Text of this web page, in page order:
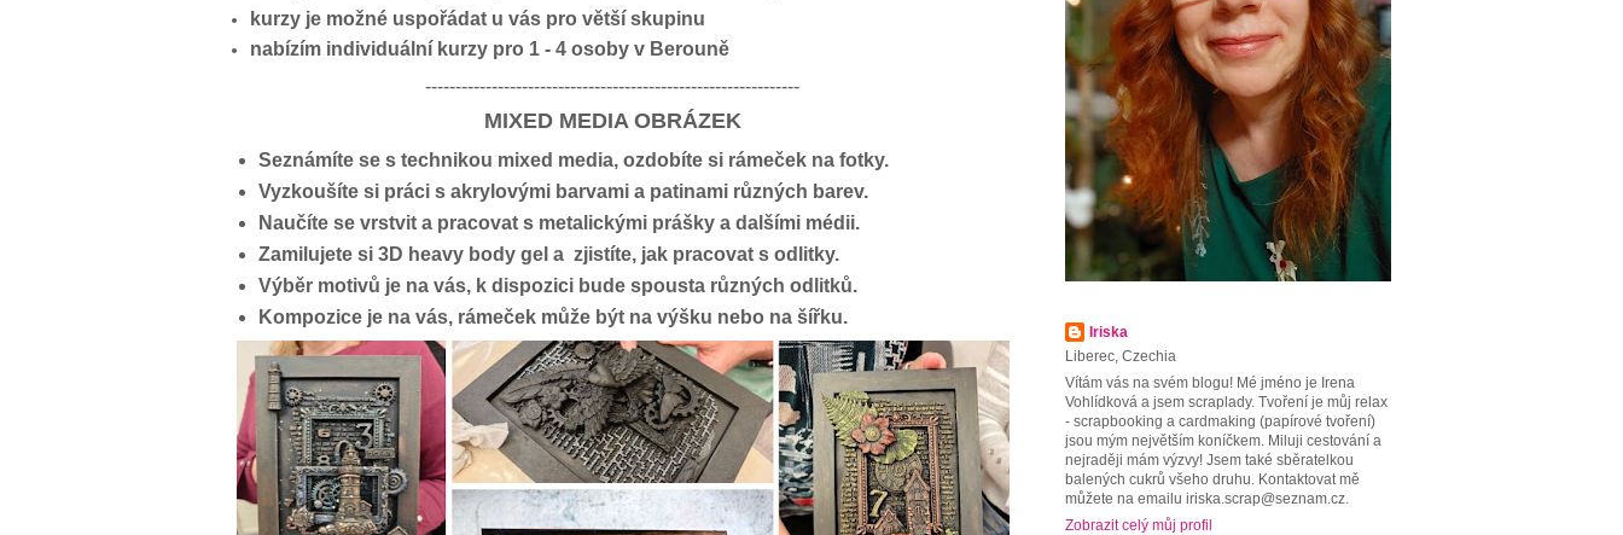
kurzy je možné uspořádat u vás pro větší skupinu
nabízím individuální kurzy pro 1 - 4 osoby v Berouně
--------------------------------------------------------------
MIXED MEDIA OBRÁZEK
Seznámíte se s technikou mixed media, ozdobíte si rámeček na fotky.
Vyzkoušíte si práci s akrylovými barvami a patinami různých barev.
Naučíte se vrstvit a pracovat s metalickými prášky a dalšími médii.
Zamilujete si 3D heavy body gel a zjistíte, jak pracovat s odlitky.
Výběr motivů je na vás, k dispozici bude spousta různých odlitků.
Kompozice je na vás, rámeček může být na výšku nebo na šířku.
Iriska
Liberec, Czechia
Vítám vás na svém blogu! Mé jméno je Irena
Vohlídková a jsem scraplady. Tvoření je můj relax
- scrapbooking a cardmaking (papírové tvoření)
jsou mým největším koníčkem. Miluji cestování a
nejraději mám výzvy! Jsem také sběratelkou
balených cukrů všeho druhu. Kontaktovat mě
můžete na emailu iriska.scrap@seznam.cz.
Zobrazit celý můj profil